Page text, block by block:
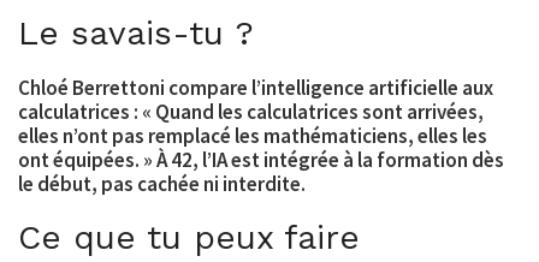
Le savais-tu ?
Chloé Berrettoni compare l’intelligence artificielle aux
calculatrices : « Quand les calculatrices sont arrivées,
elles n’ont pas remplacé les mathématiciens, elles les
ont équipées. » À 42, l’IA est intégrée à la formation dès
le début, pas cachée ni interdite.
Ce que tu peux faire